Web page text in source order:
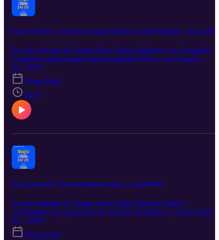
Tengo Otros Datos - Entrevista Armando González y Amado Avendaño - 26 junio 2026
En este episodio de Tengo Otros Datos, hablamos con Armando
González, representante legal del partido PAZ, y con Amado
Avendaño, secretario de comunicación de SomosMx, sobre la
aprobación de estos dos nuevos partidos políticos a nivel federal.
S1 · E971
29 giu 2026
16:15
Tengo Otros Datos - Entrevista Mariana Suárez - 26 junio 2026
En este episodio de Tengo Otros Datos, Mariana Suárez,
coordinadora de protección de Artículo 19 México y
habló con nosotros sobre el caso de la desaparición de la periodista
Roxana Guzmán.
S1 · E970
29 giu 2026